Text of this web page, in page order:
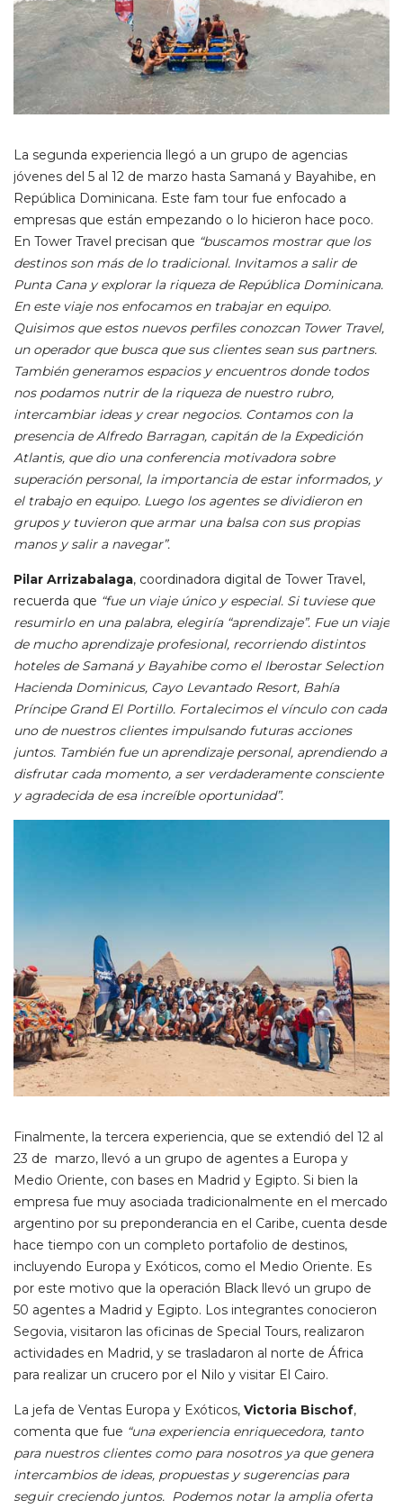
La segunda experiencia llegó a un grupo de agencias
jóvenes del 5 al 12 de marzo hasta Samaná y Bayahibe, en
República Dominicana. Este fam tour fue enfocado a
empresas que están empezando o lo hicieron hace poco.
En Tower Travel precisan que “buscamos mostrar que los
destinos son más de lo tradicional. Invitamos a salir de
Punta Cana y explorar la riqueza de República Dominicana.
En este viaje nos enfocamos en trabajar en equipo.
Quisimos que estos nuevos perfiles conozcan Tower Travel,
un operador que busca que sus clientes sean sus partners.
También generamos espacios y encuentros donde todos
nos podamos nutrir de la riqueza de nuestro rubro,
intercambiar ideas y crear negocios. Contamos con la
presencia de Alfredo Barragan, capitán de la Expedición
Atlantis, que dio una conferencia motivadora sobre
superación personal, la importancia de estar informados, y
el trabajo en equipo. Luego los agentes se dividieron en
grupos y tuvieron que armar una balsa con sus propias
manos y salir a navegar”.
Pilar Arrizabalaga, coordinadora digital de Tower Travel,
recuerda que “fue un viaje único y especial. Si tuviese que
resumirlo en una palabra, elegiría “aprendizaje”. Fue un viaje
de mucho aprendizaje profesional, recorriendo distintos
hoteles de Samaná y Bayahibe como el Iberostar Selection
Hacienda Dominicus, Cayo Levantado Resort, Bahía
Príncipe Grand El Portillo. Fortalecimos el vínculo con cada
uno de nuestros clientes impulsando futuras acciones
juntos. También fue un aprendizaje personal, aprendiendo a
disfrutar cada momento, a ser verdaderamente consciente
y agradecida de esa increíble oportunidad”.
Finalmente, la tercera experiencia, que se extendió del 12 al
23 de marzo, llevó a un grupo de agentes a Europa y
Medio Oriente, con bases en Madrid y Egipto. Si bien la
empresa fue muy asociada tradicionalmente en el mercado
argentino por su preponderancia en el Caribe, cuenta desde
hace tiempo con un completo portafolio de destinos,
incluyendo Europa y Exóticos, como el Medio Oriente. Es
por este motivo que la operación Black llevó un grupo de
50 agentes a Madrid y Egipto. Los integrantes conocieron
Segovia, visitaron las oficinas de Special Tours, realizaron
actividades en Madrid, y se trasladaron al norte de África
para realizar un crucero por el Nilo y visitar El Cairo.
La jefa de Ventas Europa y Exóticos, Victoria Bischof,
comenta que fue “una experiencia enriquecedora, tanto
para nuestros clientes como para nosotros ya que genera
intercambios de ideas, propuestas y sugerencias para
seguir creciendo juntos. Podemos notar la amplia oferta